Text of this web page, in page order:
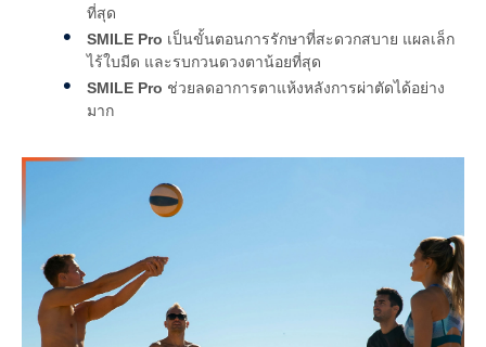
ที่สุด
SMILE Pro เป็นขั้นตอนการรักษาที่สะดวกสบาย แผลเล็ก
ไร้ใบมีด และรบกวนดวงตาน้อยที่สุด
SMILE Pro ช่วยลดอาการตาแห้งหลังการผ่าตัดได้อย่าง
มาก